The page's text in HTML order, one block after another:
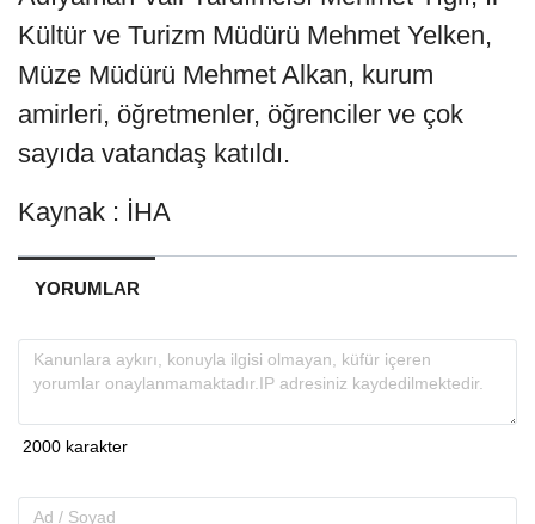
Kültür ve Turizm Müdürü Mehmet Yelken,
Müze Müdürü Mehmet Alkan, kurum
amirleri, öğretmenler, öğrenciler ve çok
sayıda vatandaş katıldı.
Kaynak : İHA
YORUMLAR